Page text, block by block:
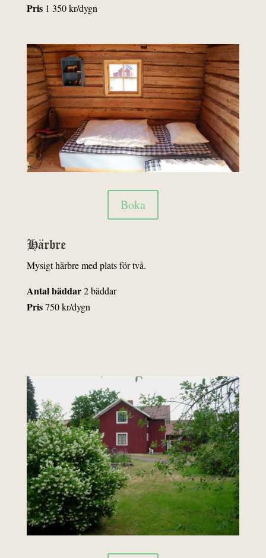
Pris1 350 kr/dygn
Boka
Härbre
Mysigt härbre med plats för två.
Antal bäddar2 bäddar
Pris750 kr/dygn